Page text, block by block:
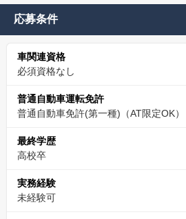
応募条件
車関連資格
必須資格なし
普通自動車運転免許
普通自動車免許(第一種)（AT限定OK）
最終学歴
高校卒
実務経験
未経験可